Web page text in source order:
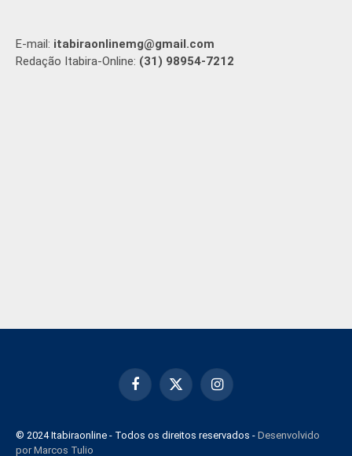
E-mail: itabiraonlinemg@gmail.com
Redação Itabira-Online: (31) 98954-7212
Facebook
X
Instagram
© 2024 Itabiraonline - Todos os direitos reservados - Desenvolvido
por Marcos Tulio